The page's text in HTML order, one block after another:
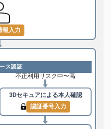
報入力
ス認証
不正利用リスク中〜高
3Dセキュアによる本人確認
認証番号入力